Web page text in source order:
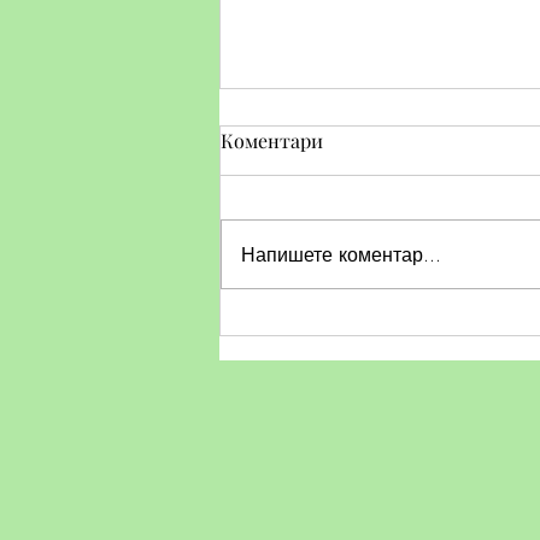
Тематичен ден по БДП
Коментари
Напишете коментар...